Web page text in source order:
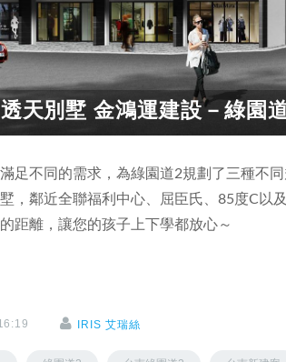
天別墅 金鴻運建設－綠園
足不同的需求，為綠園道2規劃了三種不
，鄰近全聯福利中心、屈臣氏、85度C以
距離，讓您的孩子上下學都放心～
IRIS 艾瑞絲